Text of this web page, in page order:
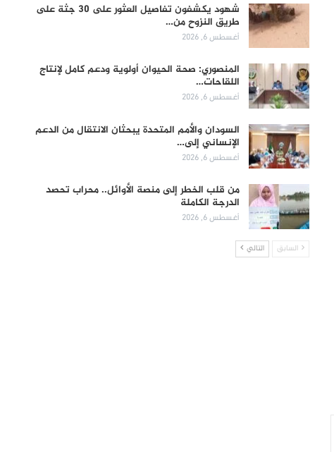
شهود يكشفون تفاصيل العثور على 30 جثة على
طريق النزوح من…
أغسطس 6, 2026
المنصوري: صحة الحيوان أولوية ودعم كامل لإنتاج
اللقاحات…
أغسطس 6, 2026
السودان والأمم المتحدة يبحثان الانتقال من الدعم
الإنساني إلى…
أغسطس 6, 2026
من قلب الخطر إلى منصة الأوائل.. محراب تحصد
الدرجة الكاملة
أغسطس 6, 2026
السابق التالي